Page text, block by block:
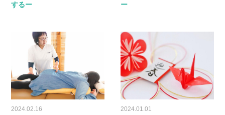
するー
ー
2024.02.16 2024.01.01